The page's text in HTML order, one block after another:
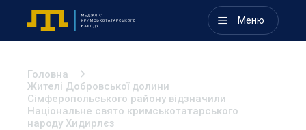
Меню
Головна
Жителі Добровської долини
Сімферопольського району відзначили
Національне свято кримськотатарського
народу Хидирлєз